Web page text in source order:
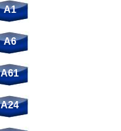
A1
A6
A61
A24